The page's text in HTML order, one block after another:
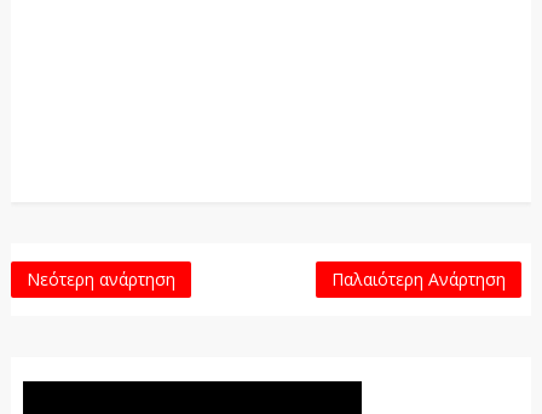
Νεότερη ανάρτηση Παλαιότερη Ανάρτηση